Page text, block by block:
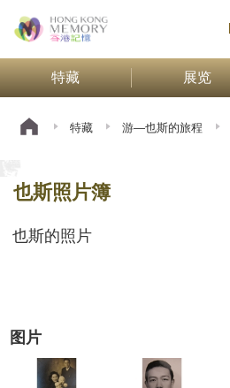
特藏 展览
特藏 游—也斯的旅程
也斯照片簿
也斯的照片
图片